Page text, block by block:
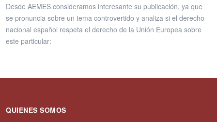
Desde AEMES consideramos interesante su publicación, ya que
se pronuncia sobre un tema controvertido y analiza si el derecho
nacional español respeta el derecho de la Unión Europea sobre
este particular:
QUIENES SOMOS